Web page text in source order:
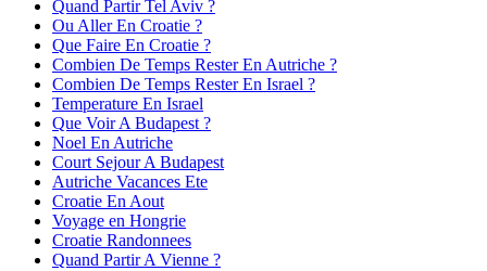
Quand Partir Tel Aviv ?
Ou Aller En Croatie ?
Que Faire En Croatie ?
Combien De Temps Rester En Autriche ?
Combien De Temps Rester En Israel ?
Temperature En Israel
Que Voir A Budapest ?
Noel En Autriche
Court Sejour A Budapest
Autriche Vacances Ete
Croatie En Aout
Voyage en Hongrie
Croatie Randonnees
Quand Partir A Vienne ?